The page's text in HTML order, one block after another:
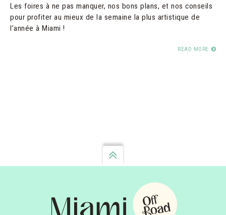
Les foires à ne pas manquer, nos bons plans, et nos conseils
pour profiter au mieux de la semaine la plus artistique de
l’année à Miami !
READ MORE